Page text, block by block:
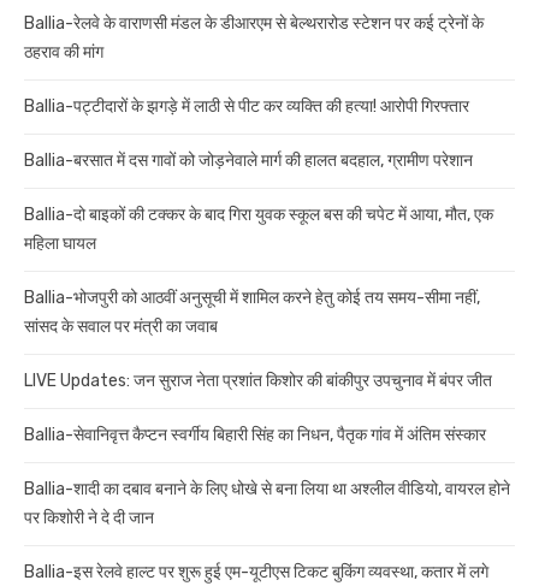
Ballia-रेलवे के वाराणसी मंडल के डीआरएम से बेल्थरारोड स्टेशन पर कई ट्रेनों के
ठहराव की मांग
Ballia-पट्टीदारों के झगड़े में लाठी से पीट कर व्यक्ति की हत्या! आरोपी गिरफ्तार
Ballia-बरसात में दस गावों को जोड़नेवाले मार्ग की हालत बदहाल, ग्रामीण परेशान
Ballia-दो बाइकों की टक्कर के बाद गिरा युवक स्कूल बस की चपेट में आया, मौत, एक
महिला घायल
Ballia-भोजपुरी को आठवीं अनुसूची में शामिल करने हेतु कोई तय समय-सीमा नहीं,
सांसद के सवाल पर मंत्री का जवाब
LIVE Updates: जन सुराज नेता प्रशांत किशोर की बांकीपुर उपचुनाव में बंपर जीत
Ballia-सेवानिवृत्त कैप्टन स्वर्गीय बिहारी सिंह का निधन, पैतृक गांव में अंतिम संस्कार
Ballia-शादी का दबाव बनाने के लिए धोखे से बना लिया था अश्लील वीडियो, वायरल होने
पर किशोरी ने दे दी जान
Ballia-इस रेलवे हाल्ट पर शुरू हुई एम-यूटीएस टिकट बुकिंग व्यवस्था, कतार में लगे